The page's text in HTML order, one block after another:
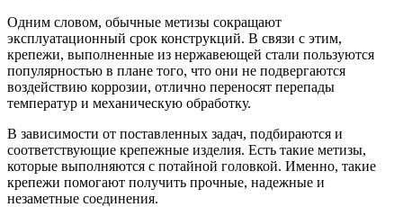
Одним словом, обычные метизы сокращают
эксплуатационный срок конструкций. В связи с этим,
крепежи, выполненные из нержавеющей стали пользуются
популярностью в плане того, что они не подвергаются
воздействию коррозии, отлично переносят перепады
температур и механическую обработку.
В зависимости от поставленных задач, подбираются и
соответствующие крепежные изделия. Есть такие метизы,
которые выполняются с потайной головкой. Именно, такие
крепежи помогают получить прочные, надежные и
незаметные соединения.